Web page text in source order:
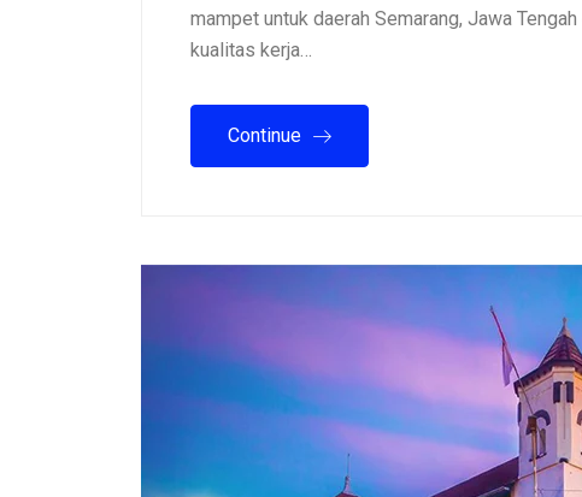
mampet untuk daerah Semarang, Jawa
kualitas kerja…
Continue